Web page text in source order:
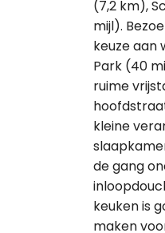
(7,2 km),
mijl).
keuze aan
Park (40
ruime
kleine
de gang
keuken is
maken